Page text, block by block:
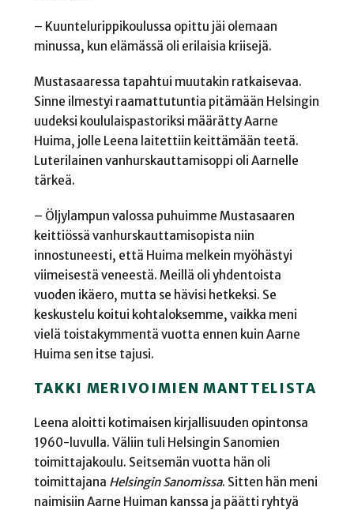
– Kuuntelurippikoulussa opittu jäi olemaan
minussa, kun elämässä oli erilaisia kriisejä.
Mustasaaressa tapahtui muutakin ratkaisevaa.
Sinne ilmestyi raamattutuntia pitämään Helsingin
uudeksi koululaispastoriksi määrätty Aarne
Huima, jolle Leena laitettiin keittämään teetä.
Luterilainen vanhurskauttamisoppi oli Aarnelle
tärkeä.
– Öljylampun valossa puhuimme Mustasaaren
keittiössä vanhurskauttamisopista niin
innostuneesti, että Huima melkein myöhästyi
viimeisestä veneestä. Meillä oli yhdentoista
vuoden ikäero, mutta se hävisi hetkeksi. Se
keskustelu koitui kohtaloksemme, vaikka meni
vielä toistakymmentä vuotta ennen kuin Aarne
Huima sen itse tajusi.
TAKKI MERIVOIMIEN MANTTELISTA
Leena aloitti kotimaisen kirjallisuuden opintonsa
1960-luvulla. Väliin tuli Helsingin Sanomien
toimittajakoulu. Seitsemän vuotta hän oli
toimittajana Helsingin Sanomissa. Sitten hän meni
naimisiin Aarne Huiman kanssa ja päätti ryhtyä